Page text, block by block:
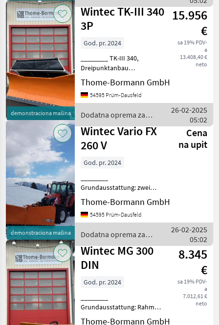
traktore / Wintec
demonstraciona mašina
Wintec TK-III 340
3P
15.956
€
sa 19% PDV-
a
13.408,40 €
neto
God. pr. 2024
________ TK-III 340,
Dreipunktanbau
Grundausstattung: Rahmen
mit 3 Pflugscharen
hydraulische
rechts hydraulisches
Installation mit schne
Thome-Bormann GmbH
54595 Prüm-Dausfeld
Dodatna oprema za
traktore / Wintec
26-02-2025
05:02
demonstraciona mašina
Wintec Vario FX
260 V
Cena
na upit
God. pr. 2024
Grundausstattung: zwei
Schare an Rahmen mit
Königbolzen montiert
Anfahrschutz über
anfahrgesicherter
Mittelbolzen hydraulische
Schwenkeinr
Thome-Bormann GmbH
54595 Prüm-Dausfeld
Dodatna oprema za
traktore / Wintec
26-02-2025
05:02
Wintec MG 300
DIN
8.345
€
sa 19% PDV-
a
7.012,61 €
neto
God. pr. 2024
Grundausstattung: Rahmen
mit Pflugschar hydraulische
Thome-Bormann GmbH